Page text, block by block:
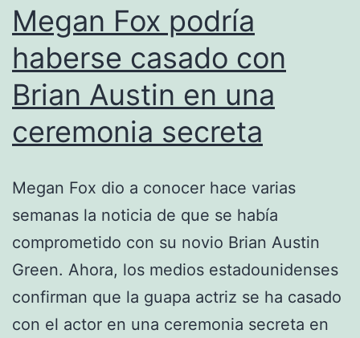
Megan Fox podría
haberse casado con
Brian Austin en una
ceremonia secreta
Megan Fox dio a conocer hace varias
semanas la noticia de que se había
comprometido con su novio Brian Austin
Green. Ahora, los medios estadounidenses
confirman que la guapa actriz se ha casado
con el actor en una ceremonia secreta en